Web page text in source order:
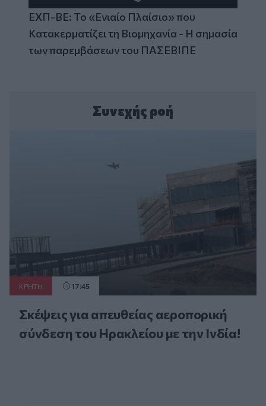
ΕΧΠ-ΒΕ: Το «Ενιαίο Πλαίσιο» που
Κατακερματίζει τη Βιομηχανία - Η σημασία
των παρεμβάσεων του ΠΑΣΕΒΙΠΕ
Συνεχής ροή
ΚΡΗΤΗ 17:45
Σκέψεις για απευθείας αεροπορική
σύνδεση του Ηρακλείου με την Ινδία!